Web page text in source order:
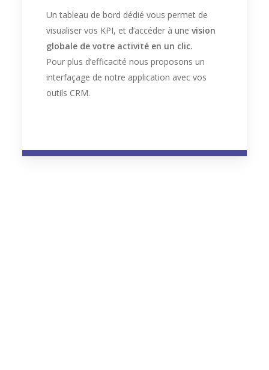
Un tableau de bord dédié vous permet de
visualiser vos KPI, et d’accéder à unevision
globale de votre activité en un clic.
Pour plus d’efficacité nous proposons un
interfaçage de notre application avec vos
outils CRM.